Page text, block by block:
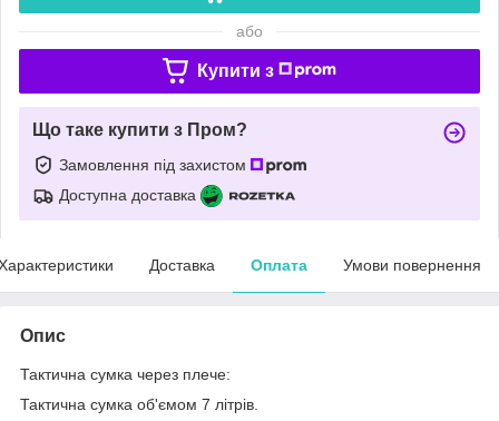
або
Купити з
Що таке купити з Пром?
Замовлення під захистом
Доступна доставка
Доставка Оплата Умови повернення
Опис
Тактична сумка через плече:
Тактична сумка об'ємом 7 літрів.